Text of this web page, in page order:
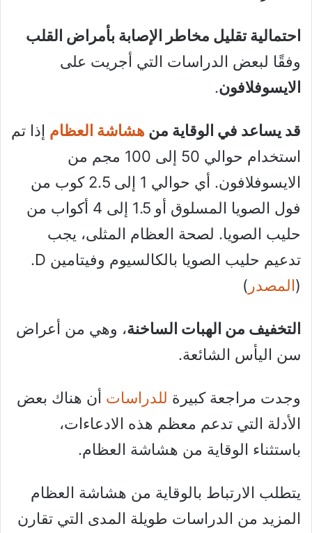
احتمالية تقليل مخاطر الإصابة بأمراض القلب
وفقًا لبعض الدراسات التي أجريت على
الايسوفلافون.
قد يساعد في الوقاية من هشاشة العظام إذا تم
استخدام حوالي 50 إلى 100 مجم من
الايسوفلافون. أي حوالي 1 إلى 2.5 كوب من
فول الصويا المسلوق أو 1.5 إلى 4 أكواب من
حليب الصويا. لصحة العظام المثلى، يجب
تدعيم حليب الصويا بالكالسيوم وفيتامين D.
(المصدر )
التخفيف من الهبات الساخنة، وهي من أعراض
سن اليأس الشائعة.
وجدت مراجعة كبيرة للدراسات أن هناك بعض
الأدلة التي تدعم معظم هذه الادعاءات،
باستثناء الوقاية من هشاشة العظام.
يتطلب الارتباط بالوقاية من هشاشة العظام
المزيد من الدراسات طويلة المدى التي تقارن